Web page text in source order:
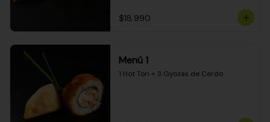
$18.990
Menú 1
1 Hot Tori + 3 Gyozas de Cerdo